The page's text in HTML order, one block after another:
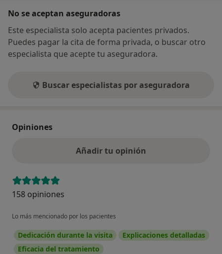
No se aceptan aseguradoras
Este especialista solo acepta pacientes privados.
Puedes pagar la cita de forma privada, o buscar otro
especialista que acepte tu aseguradora.
Buscar especialistas por aseguradora
Opiniones
Añadir tu opinión
158 opiniones
Lo más mencionado por los pacientes
Dedicación durante la visita
Explicaciones detalladas
Eficacia del tratamiento